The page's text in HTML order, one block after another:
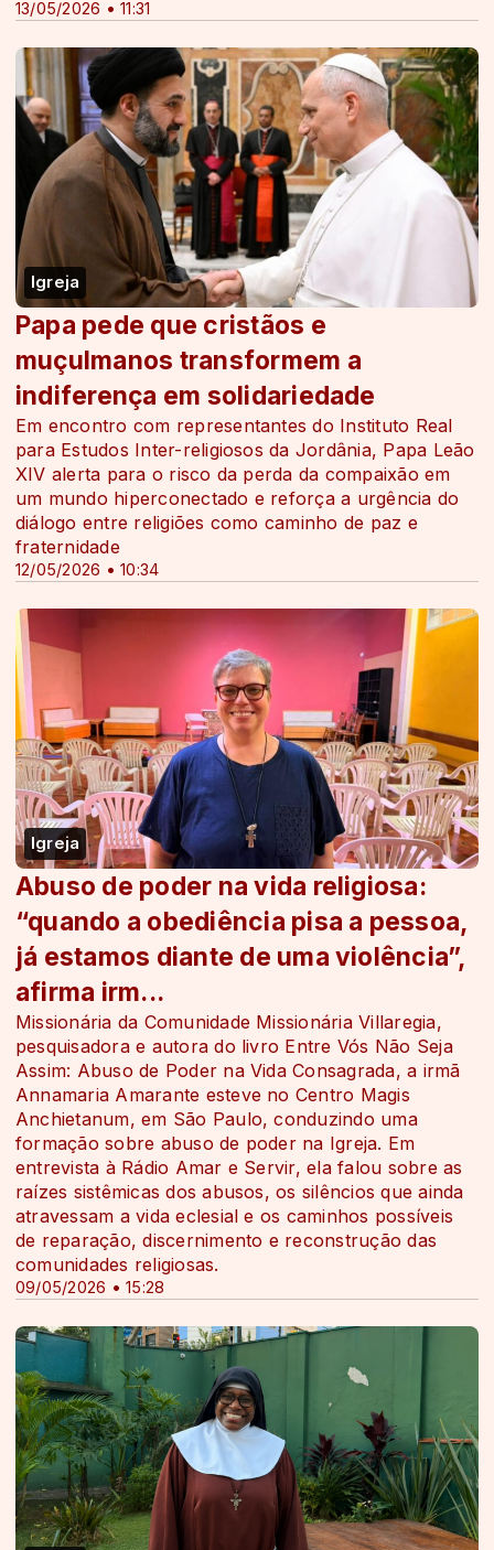
13/05/2026 • 11:31
Igreja
12/05/2026 • 10:34
Papa pede que cristãos e
muçulmanos transformem a
indiferença em solidariedade
Em encontro com representantes do Instituto Real
para Estudos Inter-religiosos da Jordânia, Papa Leão
XIV alerta para o risco da perda da compaixão em
um mundo hiperconectado e reforça a urgência do
diálogo entre religiões como caminho de paz e
fraternidade
Igreja
09/05/2026 • 15:28
Abuso de poder na vida religiosa:
“quando a obediência pisa a pessoa,
já estamos diante de uma violência”,
afirma irm...
Missionária da Comunidade Missionária Villaregia,
pesquisadora e autora do livro Entre Vós Não Seja
Assim: Abuso de Poder na Vida Consagrada, a irmã
Annamaria Amarante esteve no Centro Magis
Anchietanum, em São Paulo, conduzindo uma
formação sobre abuso de poder na Igreja. Em
entrevista à Rádio Amar e Servir, ela falou sobre as
raízes sistêmicas dos abusos, os silêncios que ainda
atravessam a vida eclesial e os caminhos possíveis
de reparação, discernimento e reconstrução das
comunidades religiosas.